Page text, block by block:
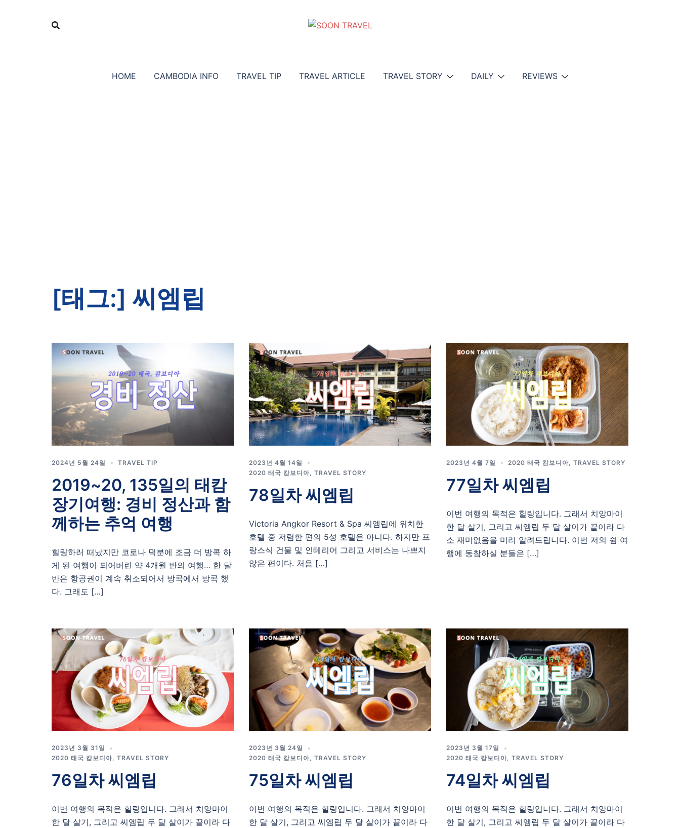
HOME CAMBODIA INFO TRAVEL TIP TRAVEL ARTICLE TRAVEL STORY DAILY REVIEWS
[태그:] 씨엠립
2024년 5월 24일 TRAVEL TIP
2019~20, 135일의 태캄
장기여행: 경비 정산과 함
께하는 추억 여행
힐링하러 떠났지만 코로나 덕분에 조금 더 방콕 하
게 된 여행이 되어버린 약 4개월 반의 여행… 한 달
반은 항공권이 계속 취소되어서 방콕에서 방콕 했
다. 그래도 […]
2023년 4월 14일
2020 태국 캄보디아 TRAVEL STORY
78일차 씨엠립
Victoria Angkor Resort & Spa 씨엠립에 위치한
호텔 중 저렴한 편의 5성 호텔은 아니다. 하지만 프
랑스식 건물 및 인테리어 그리고 서비스는 나쁘지
않은 편이다. 처음 […]
2023년 4월 7일 2020 태국 캄보디아 TRAVEL STORY
77일차 씨엠립
이번 여행의 목적은 힐링입니다. 그래서 치앙마이
한 달 살기, 그리고 씨엠립 두 달 살이가 끝이라 다
소 재미없음을 미리 알려드립니다. 이번 저의 쉼 여
행에 동참하실 분들은 […]
2023년 3월 31일
2020 태국 캄보디아, TRAVEL STORY
76일차 씨엠립
이번 여행의 목적은 힐링입니다. 그래서 치앙마이
한 달 살기, 그리고 씨엠립 두 달 살이가 끝이라 다
2023년 3월 24일
2020 태국 캄보디아, TRAVEL STORY
75일차 씨엠립
이번 여행의 목적은 힐링입니다. 그래서 치앙마이
한 달 살기, 그리고 씨엠립 두 달 살이가 끝이라 다
2023년 3월 17일
2020 태국 캄보디아, TRAVEL STORY
74일차 씨엠립
이번 여행의 목적은 힐링입니다. 그래서 치앙마이
한 달 살기, 그리고 씨엠립 두 달 살이가 끝이라 다